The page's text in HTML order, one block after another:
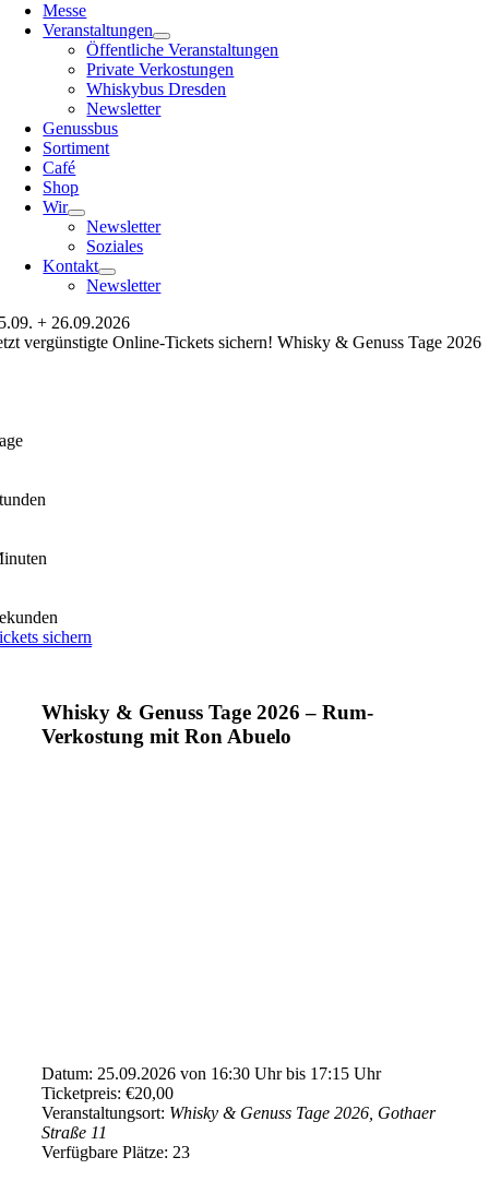
Messe
Veranstaltungen
Öffentliche Veranstaltungen
Private Verkostungen
Whiskybus Dresden
Newsletter
Genussbus
Sortiment
Café
Shop
Wir
Newsletter
Soziales
Kontakt
Newsletter
+ 26.09.2026
vergünstigte Online-Tickets sichern! Whisky & Genuss Tage 2026
sichern
Whisky & Genuss Tage 2026 – Rum-
Verkostung mit Ron Abuelo
Datum: 25.09.2026 von 16:30 Uhr bis 17:15 Uhr
Ticketpreis: €20,00
Veranstaltungsort: Whisky & Genuss Tage 2026, Gothaer
Straße 11
Verfügbare Plätze: 23